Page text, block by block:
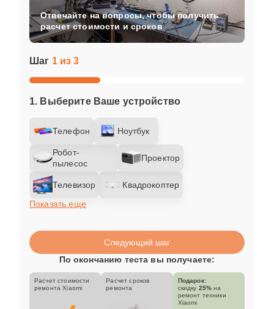
Шаг 1 из 3
1. Выберите Ваше устройство
Телефон Ноутбук
Робот-
пылесос
Проектор
Телевизор
Квадрокоптер
Показать еще
Отвечайте на вопросы, чтобы получить
расчет стоимости и сроков
Следующий шаг
По окончанию теста вы получаете:
Расчет стоимости
ремонта Xiaomi
Расчет сроков
ремонта
Подарок:
скидку 25% на
ремонт техники
Xiaomi